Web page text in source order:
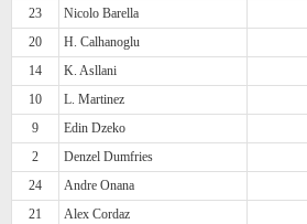
23
Nicolo Barella
20
H. Calhanoglu
14
K. Asllani
10
L. Martinez
9
Edin Dzeko
2
Denzel Dumfries
24
Andre Onana
21
Alex Cordaz